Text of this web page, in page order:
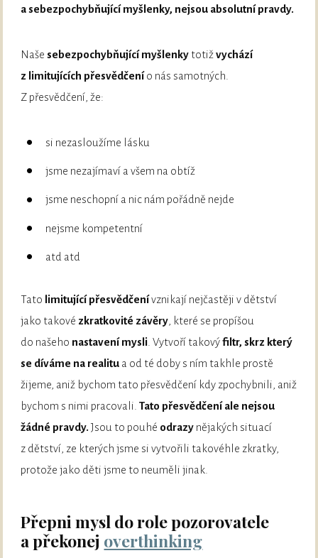
a sebezpochybňující myšlenky, nejsou absolutní pravdy.
Naše sebezpochybňující myšlenky totižvychází
z limitujících přesvědčenío nás samotných.
Z přesvědčení, že:
si nezasloužíme lásku
jsme nezajímaví a všem na obtíž
jsme neschopní a nic nám pořádně nejde
nejsme kompetentní
atd atd
Tato limitující přesvědčenívznikají nejčastěji v dětství
jako takové zkratkovité závěry, které se propíšou
do našeho nastavení mysli. Vytvoří takovýfiltr, skrz který
se díváme na realitu a od té doby s ním takhle prostě
žijeme, aniž bychom tato přesvědčení kdy zpochybnili, aniž
bychom s nimi pracovali.Tato přesvědčení ale nejsou
žádné pravdy.Jsou to pouhé odrazy nějakých situací
z dětství, ze kterých jsme si vytvořili takovéhle zkratky,
protože jako děti jsme to neuměli jinak.
Přepni mysl do role pozorovatele
a překonej overthinking